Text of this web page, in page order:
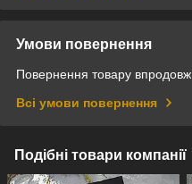
Умови повернення
Повернення товару
Всі умови повернення
Подібні товари компанії